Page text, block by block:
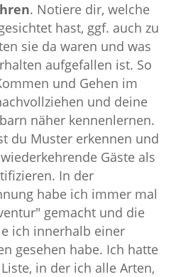
. Notiere dir, welche
hast, ggf. auch zu
sie da waren und was
aufgefallen ist. So
und Gehen im
und deine
näher kennenlernen.
du Muster erkennen und
Gäste als
In der
habe ich immer mal
gemacht und die
ich innerhalb einer
gesehen habe. Ich hatte
in der ich alle Arten,